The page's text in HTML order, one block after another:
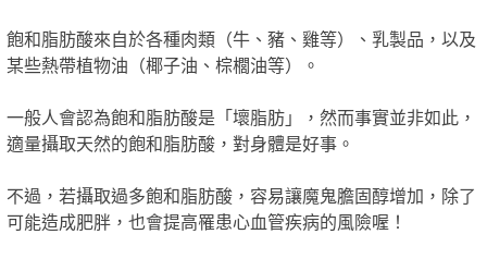
飽和脂肪酸來自於各種肉類（牛、豬、雞等）、乳製品，以及
某些熱帶植物油（椰子油、棕櫚油等）。
一般人會認為飽和脂肪酸是「壞脂肪」，然而事實並非如此，
適量攝取天然的飽和脂肪酸，對身體是好事。
不過，若攝取過多飽和脂肪酸，容易讓魔鬼膽固醇增加，除了
可能造成肥胖，也會提高罹患心血管疾病的風險喔！